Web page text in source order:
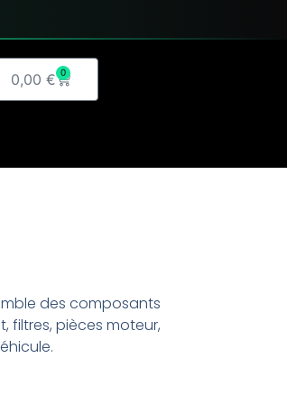
0,00 € 0
Panier
des composants
filtres, pièces moteur,